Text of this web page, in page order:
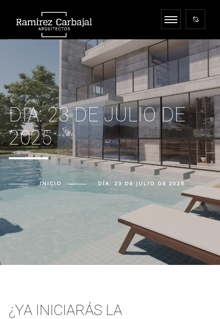
DÍA:23 DE JULIO DE
2025
INICIO DÍA: 23 DE JULIO DE 2025
¿YA INICIARÁS LA